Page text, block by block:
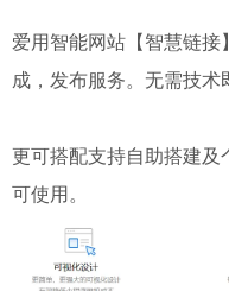
爱用智能网站【智慧链接
成，发布服务。无需技术
更可搭配支持自助搭建及
可使用。